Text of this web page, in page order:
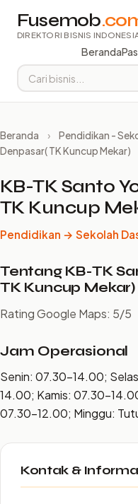
Fusemob
DIREKTORI BISNIS
Beranda
Beranda › Pendidikan -
Denpasar( TK Kuncup Mekar)
KB-TK Santo
TK Kuncup
Pendidikan → Sekolah
Tentang KB-TK
TK Kuncup Mekar)
Rating Google Maps: 5/5
Jam Operasional
Senin: 07.30–14.00;
14.00; Kamis:
07.30–12.00; Minggu:
Kontak &